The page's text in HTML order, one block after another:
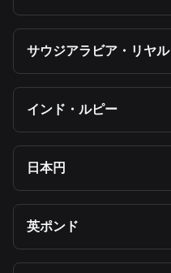
サウジアラビア・リヤル
インド・ルピー
日本円
英ポンド